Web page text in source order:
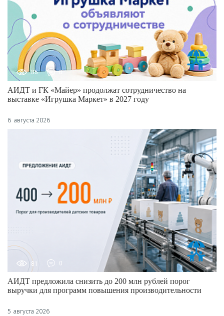
85 0
АИДТ и ГК «Майер» продолжат сотрудничество на
выставке «Игрушка Маркет» в 2027 году
6 августа 2026
81 0
АИДТ предложила снизить до 200 млн рублей порог
выручки для программ повышения производительности
5 августа 2026